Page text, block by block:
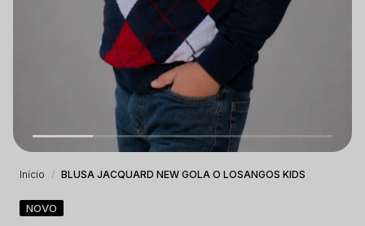
Início BLUSA JACQUARD NEW GOLA O LOSANGOS KIDS
NOVO